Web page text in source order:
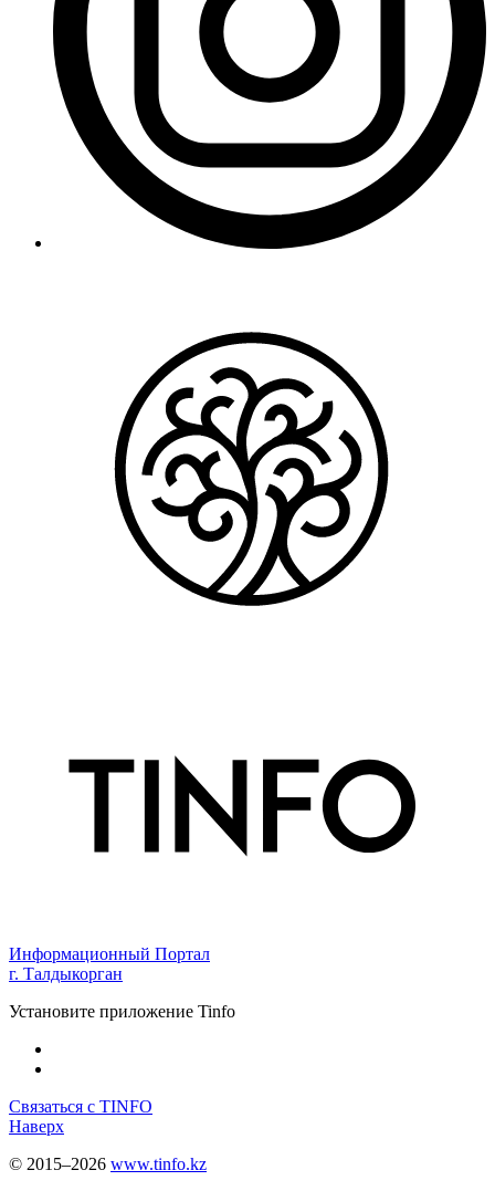
Информационный Портал
г. Талдыкорган
Установите приложение Tinfo
Связаться с TINFO
Наверх
© 2015–2026 www.tinfo.kz